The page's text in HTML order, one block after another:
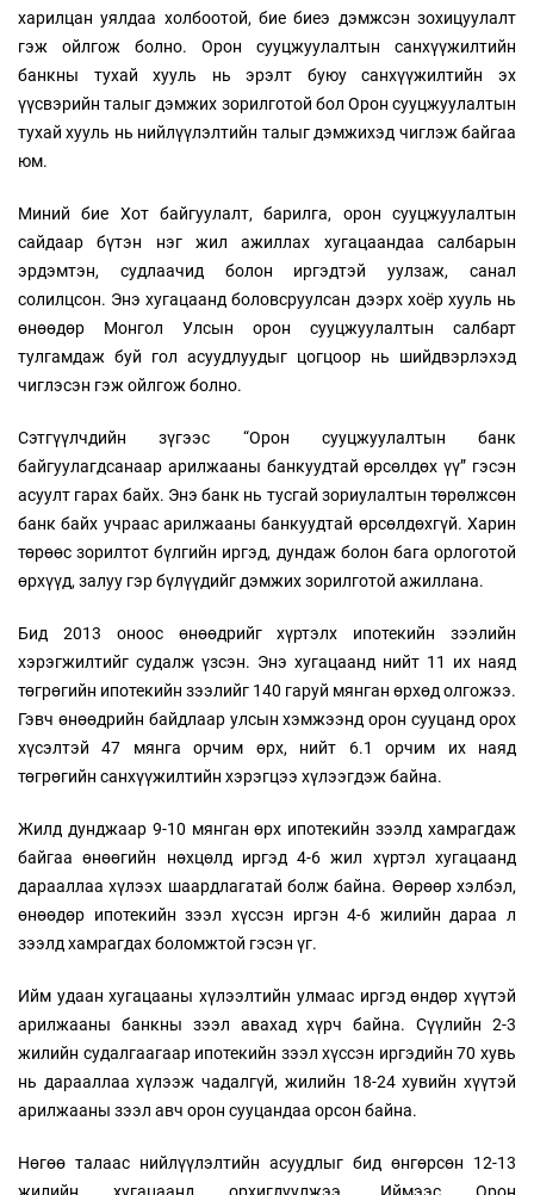
харилцан уялдаа холбоотой, бие биеэ дэмжсэн зохицуулалт
гэж ойлгож болно. Орон сууцжуулалтын санхүүжилтийн
банкны тухай хууль нь эрэлт буюу санхүүжилтийн эх
үүсвэрийн талыг дэмжих зорилготой бол Орон сууцжуулалтын
тухай хууль нь нийлүүлэлтийн талыг дэмжихэд чиглэж байгаа
юм.
Миний бие Хот байгуулалт, барилга, орон сууцжуулалтын
сайдаар бүтэн нэг жил ажиллах хугацаандаа салбарын
эрдэмтэн, судлаачид болон иргэдтэй уулзаж, санал
солилцсон. Энэ хугацаанд боловсруулсан дээрх хоёр хууль нь
өнөөдөр Монгол Улсын орон сууцжуулалтын салбарт
тулгамдаж буй гол асуудлуудыг цогцоор нь шийдвэрлэхэд
чиглэсэн гэж ойлгож болно.
Сэтгүүлчдийн зүгээс “Орон сууцжуулалтын банк
байгуулагдсанаар арилжааны банкуудтай өрсөлдөх үү” гэсэн
асуулт гарах байх. Энэ банк нь тусгай зориулалтын төрөлжсөн
банк байх учраас арилжааны банкуудтай өрсөлдөхгүй. Харин
төрөөс зорилтот бүлгийн иргэд, дундаж болон бага орлоготой
өрхүүд, залуу гэр бүлүүдийг дэмжих зорилготой ажиллана.
Бид 2013 оноос өнөөдрийг хүртэлх ипотекийн зээлийн
хэрэгжилтийг судалж үзсэн. Энэ хугацаанд нийт 11 их наяд
төгрөгийн ипотекийн зээлийг 140 гаруй мянган өрхөд олгожээ.
Гэвч өнөөдрийн байдлаар улсын хэмжээнд орон сууцанд орох
хүсэлтэй 47 мянга орчим өрх, нийт 6.1 орчим их наяд
төгрөгийн санхүүжилтийн хэрэгцээ хүлээгдэж байна.
Жилд дунджаар 9-10 мянган өрх ипотекийн зээлд хамрагдаж
байгаа өнөөгийн нөхцөлд иргэд 4-6 жил хүртэл хугацаанд
дарааллаа хүлээх шаардлагатай болж байна. Өөрөөр хэлбэл,
өнөөдөр ипотекийн зээл хүссэн иргэн 4-6 жилийн дараа л
зээлд хамрагдах боломжтой гэсэн үг.
Ийм удаан хугацааны хүлээлтийн улмаас иргэд өндөр хүүтэй
арилжааны банкны зээл авахад хүрч байна. Сүүлийн 2-3
жилийн судалгаагаар ипотекийн зээл хүссэн иргэдийн 70 хувь
нь дарааллаа хүлээж чадалгүй, жилийн 18-24 хувийн хүүтэй
арилжааны зээл авч орон сууцандаа орсон байна.
Нөгөө талаас нийлүүлэлтийн асуудлыг бид өнгөрсөн 12-13